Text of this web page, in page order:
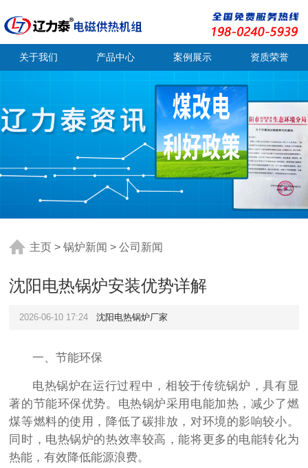
关于我们 产品中心 案例展示 资质荣誉
主页 >锅炉新闻 >公司新闻
沈阳电热锅炉安装优势详解
2026-06-10 17:24 沈阳电热锅炉厂家
一、节能环保
电热锅炉在运行过程中，相较于传统锅炉，具有显
著的节能环保优势。电热锅炉采用电能加热，减少了燃
煤等燃料的使用，降低了碳排放，对环境的影响较小。
同时，电热锅炉的热效率较高，能将更多的电能转化为
热能，有效降低能源浪费。